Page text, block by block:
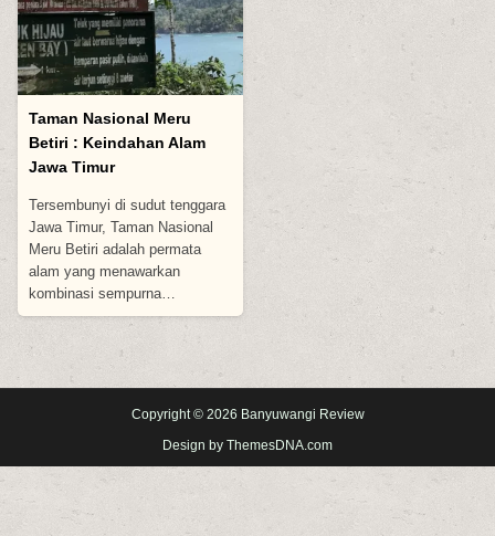
Taman Nasional Meru
Betiri : Keindahan Alam
Jawa Timur
Tersembunyi di sudut tenggara
Jawa Timur, Taman Nasional
Meru Betiri adalah permata
alam yang menawarkan
kombinasi sempurna…
Copyright © 2026 Banyuwangi Review
Design by ThemesDNA.com